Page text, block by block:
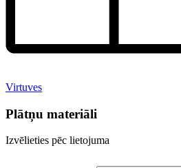
Virtuves
Plātņu materiāli
Izvēlieties pēc lietojuma